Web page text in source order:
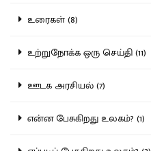
உரைகள் (8)
உற்றுநோக்க ஒரு செய்தி (11)
ஊடக அரசியல் (7)
என்ன பேசுகிறது உலகம்? (1)